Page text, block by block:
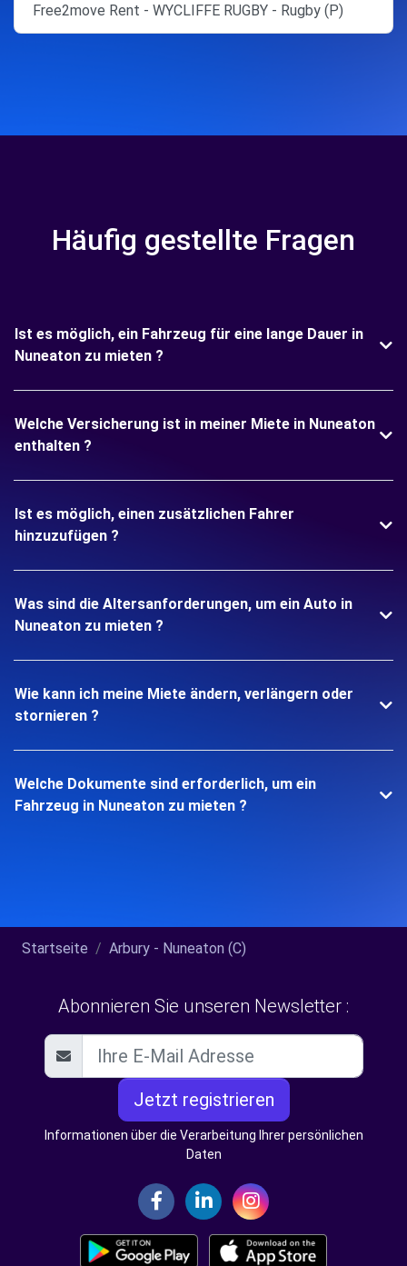
Free2move Rent - WYCLIFFE RUGBY - Rugby (P)
Häufig gestellte Fragen
Ist es möglich, ein Fahrzeug für eine lange Dauer in
Nuneaton zu mieten ?
Welche Versicherung ist in meiner Miete in Nuneaton
enthalten ?
Ist es möglich, einen zusätzlichen Fahrer
hinzuzufügen ?
Was sind die Altersanforderungen, um ein Auto in
Nuneaton zu mieten ?
Wie kann ich meine Miete ändern, verlängern oder
stornieren ?
Welche Dokumente sind erforderlich, um ein
Fahrzeug in Nuneaton zu mieten ?
Startseite Arbury - Nuneaton (C)
Abonnieren Sie unseren Newsletter :
Jetzt registrieren
Informationen über die Verarbeitung Ihrer persönlichen
Daten